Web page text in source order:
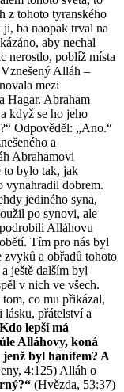
z tohoto tyranského
ba naopak trval na
aby nechal
nerostlo, poblíž místa
Alláh –
mezi
Hagar. Abraham
když se ho jeho
Odpověděl: „Ano.“
a
Abrahamovi
to bylo tak, jak
vynahradil dobrem.
jediného syna,
po synovi, ale
Alláhovu
Tím pro nás byl
zvyků a obřadů tohoto
ještě dalším byl
v nich ve všech.
co mu přikázal,
přátelství a
lepší má
Alláhovy, koná
byl hanífem? A
4:125) Alláh o
(Hvězda, 53:37)